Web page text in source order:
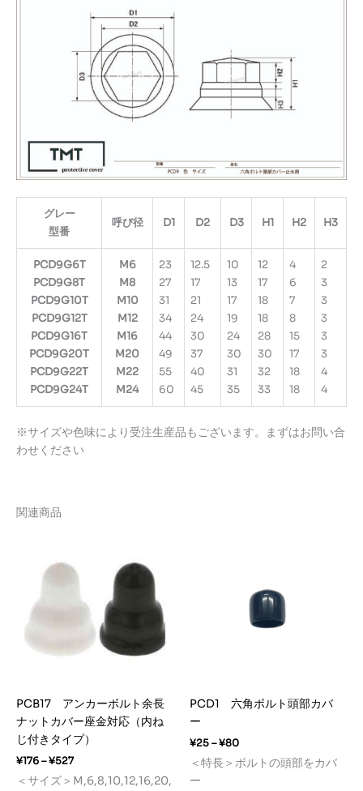
グレー
型番
呼び径 D1 D2 D3 H1 H2 H3
PCD9G6T
PCD9G8T
PCD9G10T
PCD9G12T
PCD9G16T
PCD9G20T
PCD9G22T
PCD9G24T
M6
M8
M10
M12
M16
M20
M22
M24
23
27
31
34
44
49
55
60
12.5
17
21
24
30
37
40
45
10
13
17
19
24
30
31
35
12
17
18
18
28
30
32
33
4
6
7
8
15
17
18
18
2
3
3
3
3
3
4
4
※サイズや色味により受注生産品もございます。まずはお問い合
わせください
関連商品
PCB17 アンカーボルト余長
ナットカバー座金対応（内ね
じ付きタイプ）
¥176–¥527価
帯:
＜サイズ＞M,6,8,10,12,16,20,
PCD1 六角ボルト頭部カバ
ー
¥25–¥80価
格
帯:
＜特長＞ボルトの頭部をカバ
ー